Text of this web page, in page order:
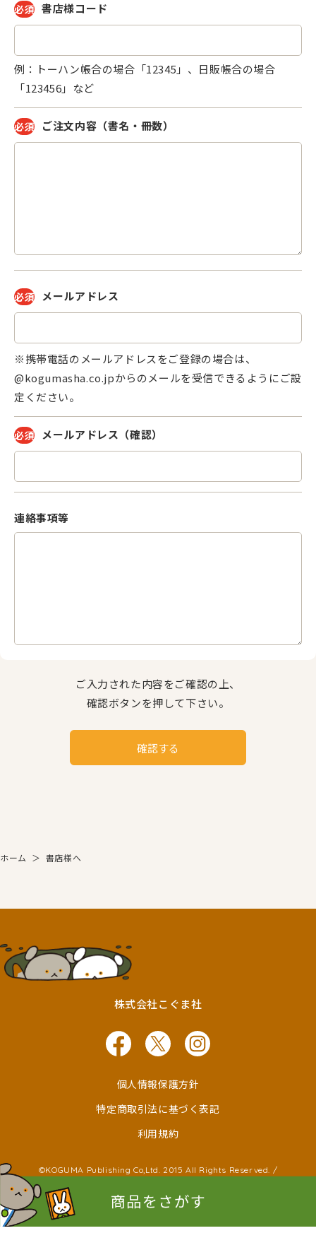
必須 書店様コード
例：トーハン帳合の場合「12345」、日販帳合の場合
「123456」など
必須 ご注文内容 （書名・冊数）
必須 メールアドレス
※携帯電話のメールアドレスをご登録の場合は、
@kogumasha.co.jpからのメールを受信できるようにご設
定ください。
必須 メールアドレス （確認）
連絡事項等
ご入力された内容をご確認の上、
確認ボタンを押して下さい。
確認する
ホーム ＞ 書店様へ
株式会社こぐま社
個人情報保護方針
特定商取引法に基づく表記
利用規約
©KOGUMA Publishing Co,Ltd. 2015 All Rights Reserved. /
©Kayako Nishimaki ©Taro Miura